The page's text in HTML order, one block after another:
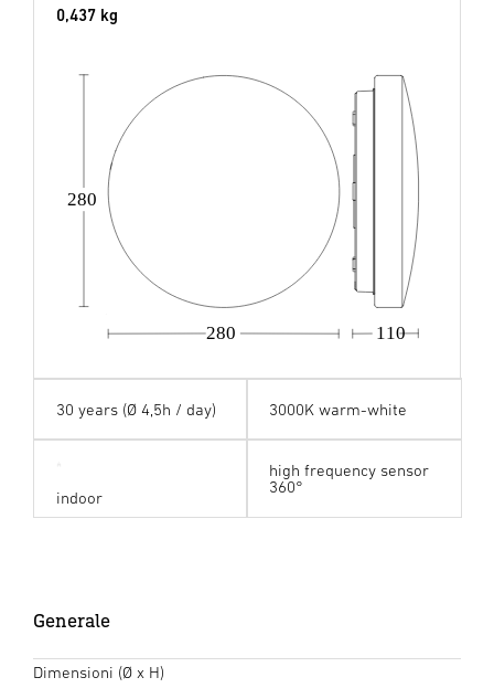
0,437 kg
110
280
280
30 years (Ø 4,5h / day) 3000K warm-white
indoor
high frequency sensor
360°
Generale
Dimensioni (Ø x H)